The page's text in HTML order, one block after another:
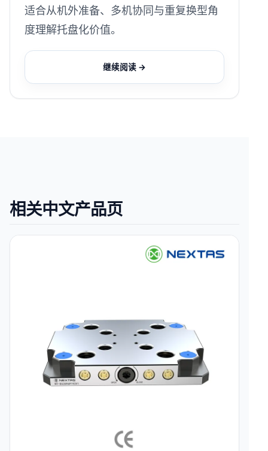
适合从机外准备、多机协同与重复换型角
度理解托盘化价值。
继续阅读 →
相关中文产品页